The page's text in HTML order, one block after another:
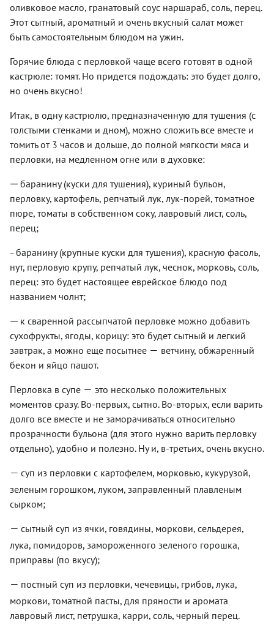
оливковое масло, гранатовый соус наршараб, соль, перец.
Этот сытный, ароматный и очень вкусный салат может
быть самостоятельным блюдом на ужин.
Горячие блюда с перловкой чаще всего готовят в одной
кастрюле: томят. Но придется подождать: это будет долго,
но очень вкусно!
Итак, в одну кастрюлю, предназначенную для тушения (с
толстыми стенками и дном), можно сложить все вместе и
томить от 3 часов и дольше, до полной мягкости мяса и
перловки, на медленном огне или в духовке:
—баранину (куски для тушения), куриный бульон,
перловку, картофель, репчатый лук, лук-порей, томатное
пюре, томаты в собственном соку, лавровый лист, соль,
перец;
– баранину (крупные куски для тушения), красную фасоль,
нут, перловую крупу, репчатый лук, чеснок, морковь, соль,
перец: это будет настоящее еврейское блюдо под
названием чолнт;
— к сваренной рассыпчатой перловке можно добавить
сухофрукты, ягоды, корицу: это будет сытный и легкий
завтрак, а можно еще посытнее — ветчину, обжаренный
бекон и яйцо пашот.
Перловка в супе — это несколько положительных
моментов сразу. Во-первых, сытно. Во-вторых, если варить
долго все вместе и не заморачиваться относительно
прозрачности бульона (для этого нужно варить перловку
отдельно), удобно и полезно. Ну и, в-третьих, очень вкусно.
— суп из перловки с картофелем, морковью, кукурузой,
зеленым горошком, луком, заправленный плавленым
сырком;
— сытный суп из ячки, говядины, моркови, сельдерея,
лука, помидоров, замороженного зеленого горошка,
приправы (по вкусу);
— постный суп из перловки, чечевицы, грибов, лука,
моркови, томатной пасты, для пряности и аромата
лавровый лист, петрушка, карри, соль, черный перец.